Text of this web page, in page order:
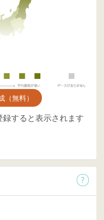
（無料）
すると表示されます